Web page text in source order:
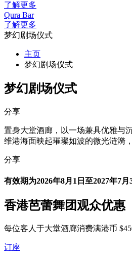
了解更多
Qura Bar
了解更多
梦幻剧场仪式
主页
梦幻剧场仪式
梦幻剧场仪式
分享
置身大堂酒廊，以一场兼具优雅与
维港海面映起璀璨如波的微光涟漪
分享
有效期为2026年8月1日至2027年7月
香港芭蕾舞团观众优惠
每位客人于大堂酒廊消费满港币
订座